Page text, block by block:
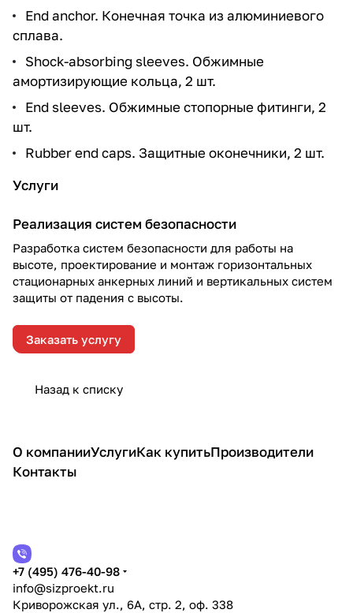
End anchor. Конечная точка из алюминиевого
сплава.
Shock-absorbing sleeves. Обжимные
амортизирующие кольца, 2 шт.
End sleeves. Обжимные стопорные фитинги, 2
шт.
Rubber end caps. Защитные оконечники, 2 шт.
Услуги
Реализация систем безопасности
Разработка систем безопасности для работы на
высоте, проектирование и монтаж горизонтальных
стационарных анкерных линий и вертикальных систем
защиты от падения с высоты.
Заказать услугу
Назад к списку
О компанииУслугиКак купитьПроизводители
Контакты
+7 (495) 476-40-98
info@sizproekt.ru
Криворожская ул., 6А, стр. 2, оф. 338